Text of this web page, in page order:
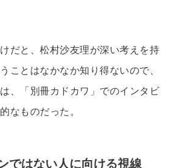
だと、松村沙友理が深い考えを持
ことはなかなか知り得ないので、
、「別冊カドカワ」でのインタビ
なものだった。
ではない人に向ける視線